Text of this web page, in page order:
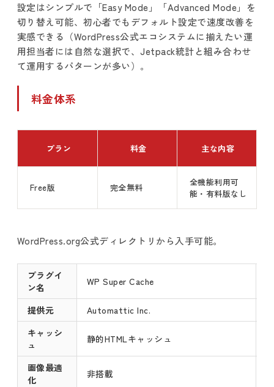
設定はシンプルで「Easy Mode」「Advanced Mode」を
切り替え可能、初心者でもデフォルト設定で速度改善を
実感できる（WordPress公式エコシステムに揃えたい運
用担当者には自然な選択で、Jetpack統計と組み合わせ
て運用するパターンが多い）。
料金体系
プラン 料金 主な内容
Free版 完全無料
全機能利用可
能・有料版なし
WordPress.org公式ディレクトリから入手可能。
プラグイ
ン名
WP Super Cache
提供元
Automattic Inc.
キャッシ
ュ
静的HTMLキャッシュ
画像最適
化
非搭載